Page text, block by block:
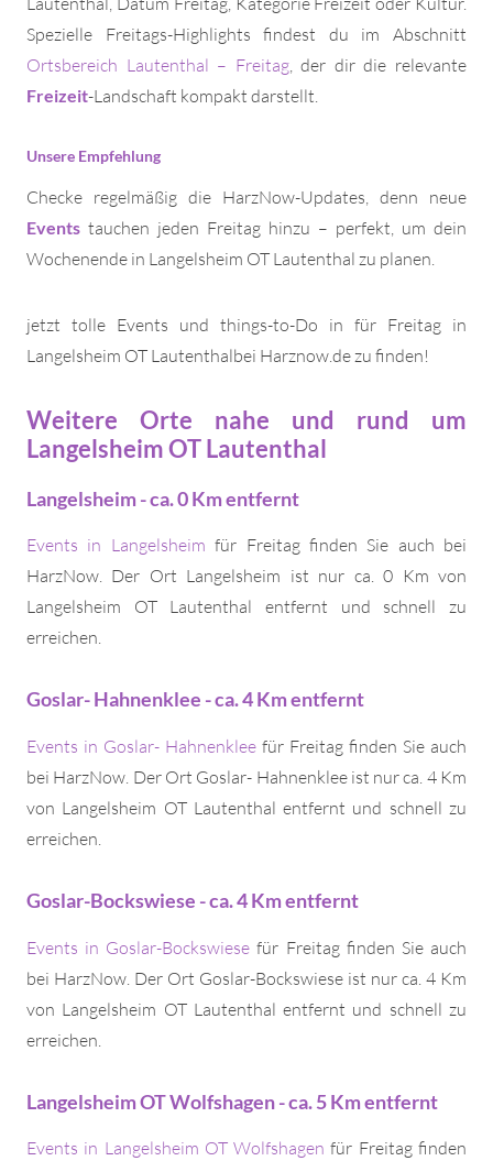
Spezielle Freitags-Highlights findest du im Abschnitt
Ortsbereich Lautenthal – Freitag, der dir die relevante
Freizeit-Landschaft kompakt darstellt.
Unsere Empfehlung
Checke regelmäßig die HarzNow-Updates, denn neue
Events tauchen jeden Freitag hinzu – perfekt, um dein
Wochenende in Langelsheim OT Lautenthal zu planen.
jetzt tolle Events und things-to-Do in für Freitag in
Langelsheim OT Lautenthalbei Harznow.de zu finden!
Weitere Orte nahe und rund um
Langelsheim OT Lautenthal
Langelsheim - ca. 0 Km entfernt
Events in Langelsheim für Freitag finden Sie auch bei
HarzNow. Der Ort Langelsheim ist nur ca. 0 Km von
Langelsheim OT Lautenthal entfernt und schnell zu
erreichen.
Goslar- Hahnenklee - ca. 4 Km entfernt
Events in Goslar- Hahnenklee für Freitag finden Sie auch
bei HarzNow. Der Ort Goslar- Hahnenklee ist nur ca. 4 Km
von Langelsheim OT Lautenthal entfernt und schnell zu
erreichen.
Goslar-Bockswiese - ca. 4 Km entfernt
Events in Goslar-Bockswiese für Freitag finden Sie auch
bei HarzNow. Der Ort Goslar-Bockswiese ist nur ca. 4 Km
von Langelsheim OT Lautenthal entfernt und schnell zu
erreichen.
Langelsheim OT Wolfshagen - ca. 5 Km entfernt
Events in Langelsheim OT Wolfshagen für Freitag finden